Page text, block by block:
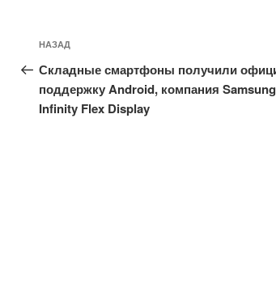
Навигация
по
записям
Предыдущая
запись:
НАЗАД
Складные смартфоны получили
поддержку Android, компания
Infinity Flex Display